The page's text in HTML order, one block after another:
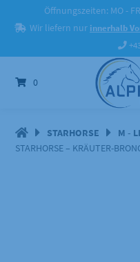
zum
Inhalt
Öffnungszeiten: MO -
Wir liefern nur innerhalb
0
STARHORSE
M -
STARHORSE – KRÄUTER-